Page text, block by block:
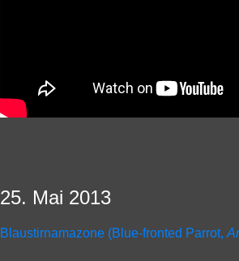
25. Mai 2013
Blaustirnamazone (Blue-fronted Parrot,